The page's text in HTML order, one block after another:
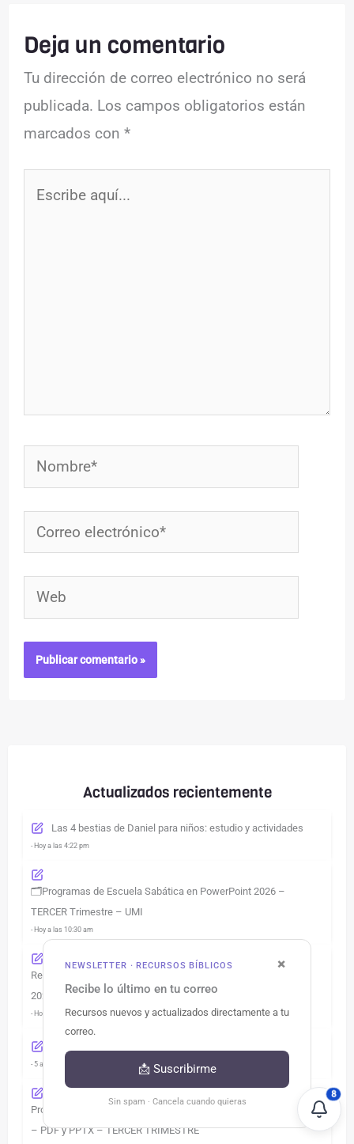
Actualizados recientemente
Las 4 bestias de Daniel para niños: estudio y actividades
- Hoy a las 4:22 pm
🗂️Programas de Escuela Sabática en PowerPoint 2026 –
TERCER Trimestre – UMI
- Hoy a las 10:30 am
Resumen Lección de Escuela Sabática – TERCER Trimestre
2026 – PowerPoint y PDF
- Hoy a las 10:29 am
- 5 agosto a las 5:59 pm
Programas de Escuela Sabática 2026 – División Interamericana
– PDF y PPTX – TERCER TRIMESTRE
×
NEWSLETTER · RECURSOS BÍBLICOS
Recibe lo último en tu correo
Recursos nuevos y actualizados directamente a tu
correo.
📩 Suscribirme
Sin spam · Cancela cuando quieras
Deja un comentario
Tu dirección de correo electrónico no será
publicada. Los campos obligatorios están
marcados con*
Nombre*
Correo
electrónico*
Web
8